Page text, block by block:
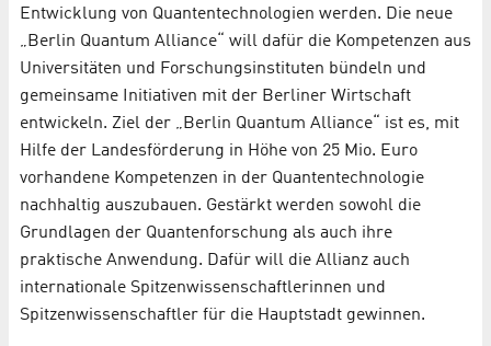
Entwicklung von Quantentechnologien werden. Die neue
„Berlin Quantum Alliance“ will dafür die Kompetenzen aus
Universitäten und Forschungsinstituten bündeln und
gemeinsame Initiativen mit der Berliner Wirtschaft
entwickeln. Ziel der „Berlin Quantum Alliance“ ist es, mit
Hilfe der Landesförderung in Höhe von 25 Mio. Euro
vorhandene Kompetenzen in der Quantentechnologie
nachhaltig auszubauen. Gestärkt werden sowohl die
Grundlagen der Quantenforschung als auch ihre
praktische Anwendung. Dafür will die Allianz auch
internationale Spitzenwissenschaftlerinnen und
Spitzenwissenschaftler für die Hauptstadt gewinnen.